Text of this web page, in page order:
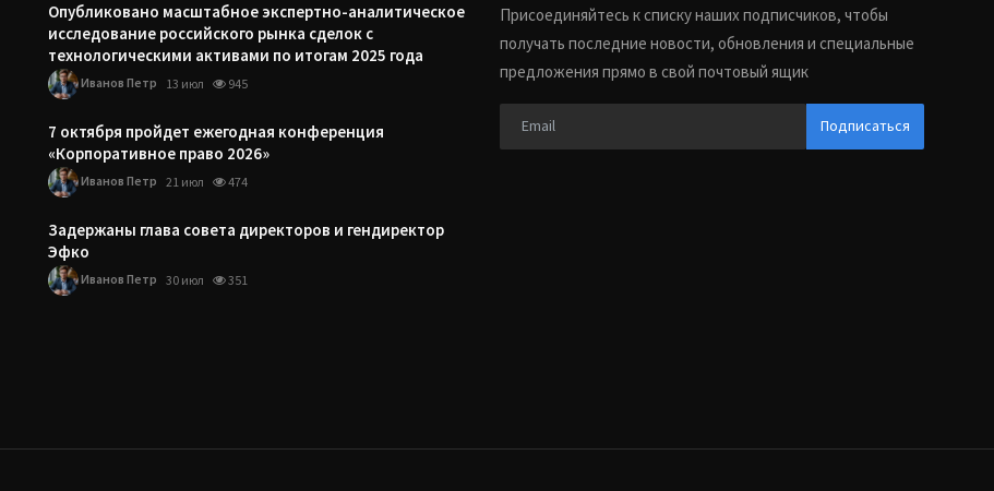
Опубликовано масштабное экспертно-аналитическое
исследование российского рынка сделок с
технологическими активами по итогам 2025 года
Иванов Петр 13 июл 945
7 октября пройдет ежегодная конференция
«Корпоративное право 2026»
Иванов Петр 21 июл 474
Задержаны глава совета директоров и гендиректор
Эфко
Иванов Петр 30 июл 351
Присоединяйтесь к списку наших подписчиков, чтобы
получать последние новости, обновления и специальные
предложения прямо в свой почтовый ящик
Подписаться